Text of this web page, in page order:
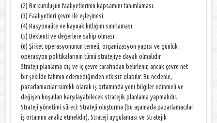
(2) Bir kuruluşun faaliyetlerinin kapsamını tanımlaması.
(3) Faaliyetleri çevre ile eşleşmesi.
(4) Rasyonalite ve kaynak kıtlığını sınırlaması.
(5) Beklenti ve değerlere sahip olması.
(6) Şirket operasyonunun temeli, organizasyon yapısı ve günlük
operasyon politikalarının tümü stratejiye dayalı olmalıdır.
Strateji planlama dış ve iç çevre tarafından belirlenir, ancak çevre net
bir şekilde tahmin edemediğinden etkisiz olabilir. Bu nedenle,
pazarlamacılar sürekli olarak iş ortamında yeni bilgiler edinmeli ve
değişen koşulları karşılayabilecek stratejik planlama yapmalıdır.
Strateji yönetimi süreci: Strateji oluşturma (bu aşamada pazarlamacılar
iş ortamını analiz etmelidir), Strateji uygulaması ve Stratejik